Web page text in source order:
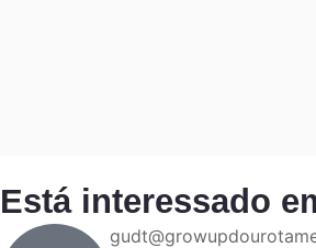
Está interessado